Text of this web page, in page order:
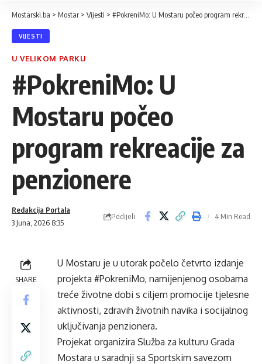
Mostarski.ba > Mostar > Vijesti > #PokreniMo: U Mostaru počeo program rekreacije za penzionere
VIJESTI
U VELIKOM PARKU
#PokreniMo: U
Mostaru počeo
program rekreacije za
penzionere
3 Juna, 2026 8:35
Redakcija Portala
Podijeli 4 Min Read
SHARE
U Mostaru je u utorak počelo četvrto izdanje
projekta #PokreniMo, namijenjenog osobama
treće životne dobi s ciljem promocije tjelesne
aktivnosti, zdravih životnih navika i socijalnog
uključivanja penzionera.
Projekat organizira Služba za kulturu Grada
Mostara u saradnji sa Sportskim savezom